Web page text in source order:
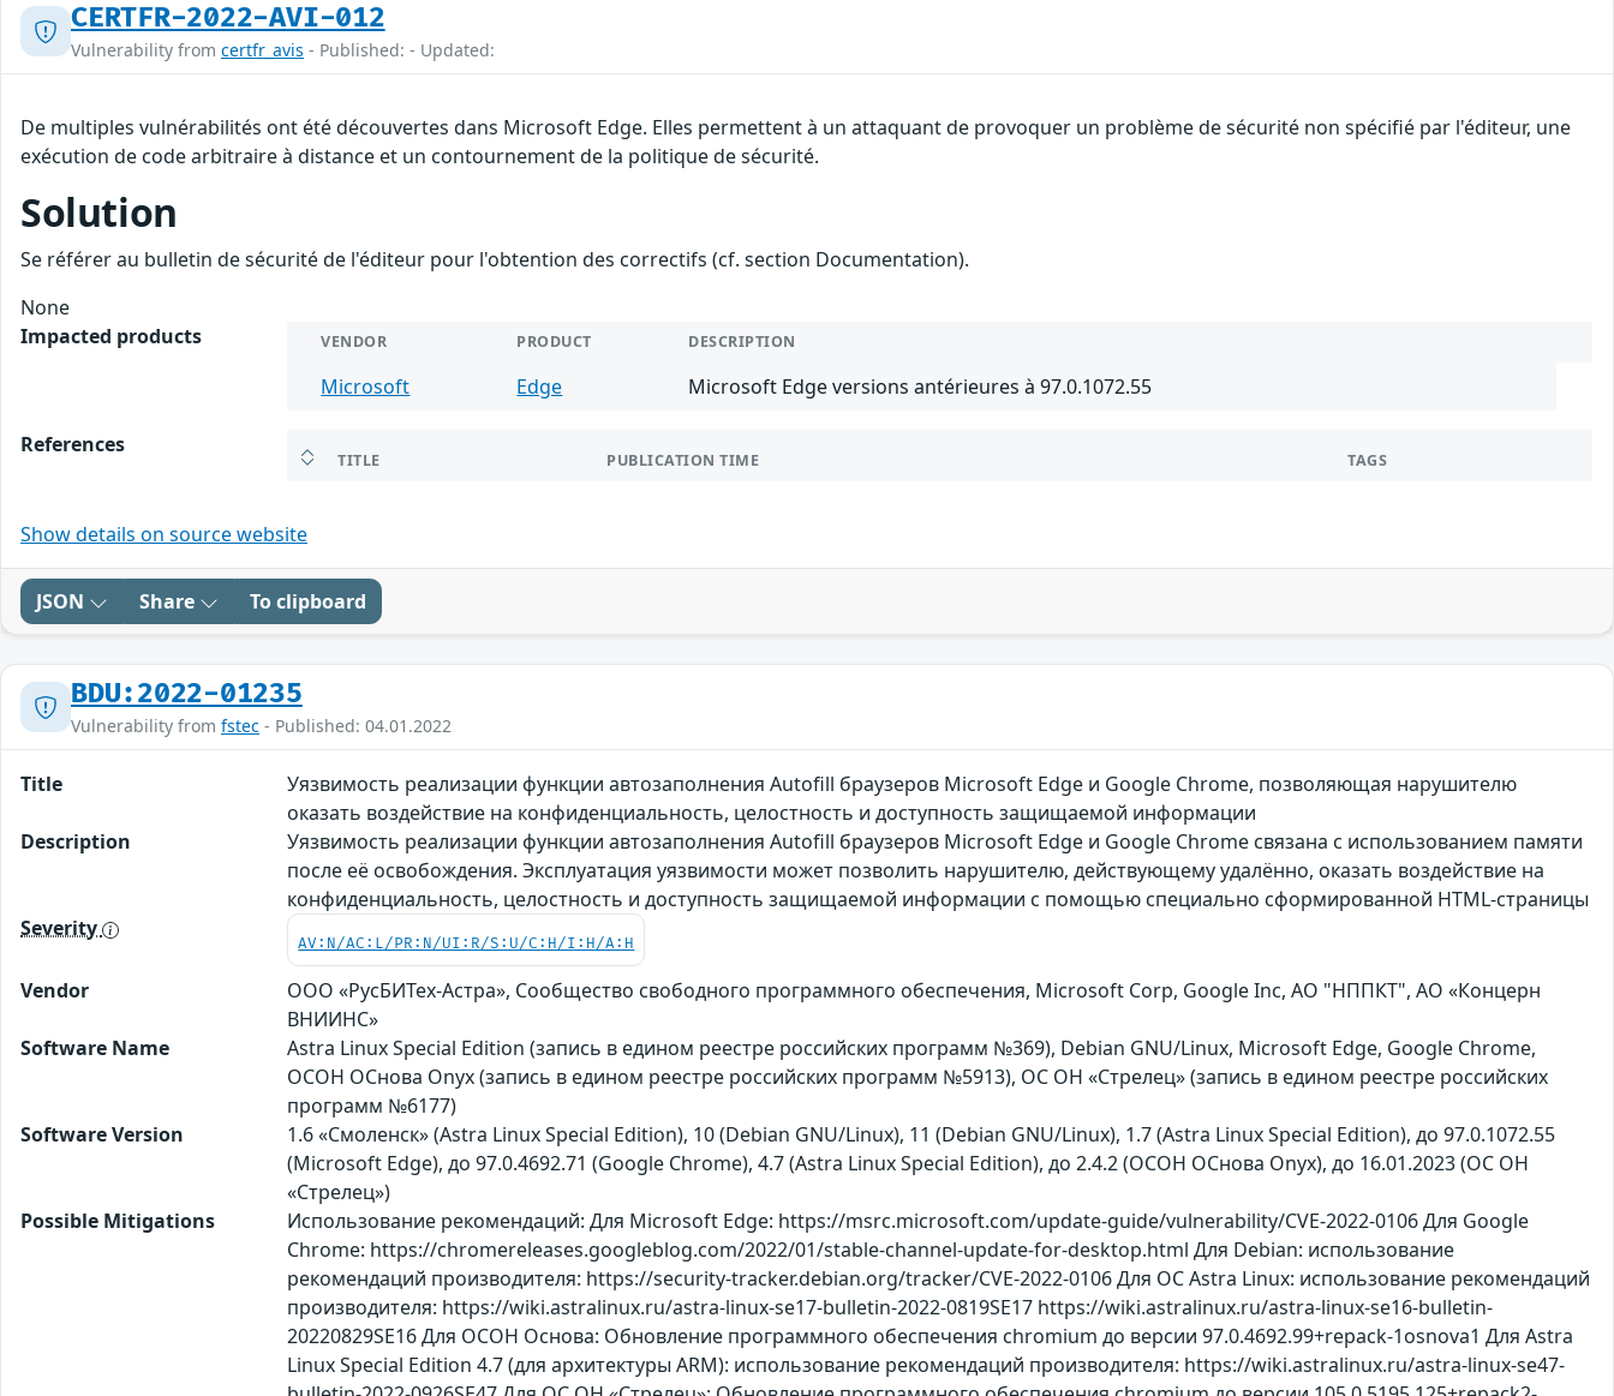
CERTFR-2022-AVI-012
Vulnerability from certfr_avis - Published: - Updated:
De multiples vulnérabilités ont été découvertes dans Microsoft Edge. Elles permettent à un attaquant de provoquer un problème de sécurité non spécifié par l'éditeur, une
exécution de code arbitraire à distance et un contournement de la politique de sécurité.
Solution
Se référer au bulletin de sécurité de l'éditeur pour l'obtention des correctifs (cf. section Documentation).
None
Impacted products
VENDOR PRODUCT DESCRIPTION
Microsoft Edge Microsoft Edge versions antérieures à 97.0.1072.55
References
TITLE PUBLICATION TIME TAGS
Show details on source website
JSON Share To clipboard
BDU:2022-01235
Vulnerability from fstec - Published: 04.01.2022
Title
Уязвимость реализации функции автозаполнения Autofill браузеров Microsoft Edge и Google Chrome, позволяющая нарушителю
оказать воздействие на конфиденциальность, целостность и доступность защищаемой информации
Description
Уязвимость реализации функции автозаполнения Autofill браузеров Microsoft Edge и Google Chrome связана с использованием памяти
после её освобождения. Эксплуатация уязвимости может позволить нарушителю, действующему удалённо, оказать воздействие на
конфиденциальность, целостность и доступность защищаемой информации с помощью специально сформированной HTML-страницы
Severity
AV:N/AC:L/PR:N/UI:R/S:U/C:H/I:H/A:H
Vendor
ООО «РусБИТех-Астра», Сообщество свободного программного обеспечения, Microsoft Corp, Google Inc, АО "НППКТ", АО «Концерн
ВНИИНС»
Software Name
Astra Linux Special Edition (запись в едином реестре российских программ №369), Debian GNU/Linux, Microsoft Edge, Google Chrome,
ОСОН ОСнова Оnyx (запись в едином реестре российских программ №5913), ОС ОН «Стрелец» (запись в едином реестре российских
программ №6177)
Software Version
1.6 «Смоленск» (Astra Linux Special Edition), 10 (Debian GNU/Linux), 11 (Debian GNU/Linux), 1.7 (Astra Linux Special Edition), до 97.0.1072.55
(Microsoft Edge), до 97.0.4692.71 (Google Chrome), 4.7 (Astra Linux Special Edition), до 2.4.2 (ОСОН ОСнова Оnyx), до 16.01.2023 (ОС ОН
«Стрелец»)
Possible Mitigations
Использование рекомендаций: Для Microsoft Edge: https://msrc.microsoft.com/update-guide/vulnerability/CVE-2022-0106 Для Google
Chrome: https://chromereleases.googleblog.com/2022/01/stable-channel-update-for-desktop.html Для Debian: использование
рекомендаций производителя: https://security-tracker.debian.org/tracker/CVE-2022-0106 Для ОС Astra Linux: использование рекомендаций
производителя: https://wiki.astralinux.ru/astra-linux-se17-bulletin-2022-0819SE17 https://wiki.astralinux.ru/astra-linux-se16-bulletin-
20220829SE16 Для ОСОН Основа: Обновление программного обеспечения chromium до версии 97.0.4692.99+repack-1osnova1 Для Astra
Linux Special Edition 4.7 (для архитектуры ARM): использование рекомендаций производителя: https://wiki.astralinux.ru/astra-linux-se47-